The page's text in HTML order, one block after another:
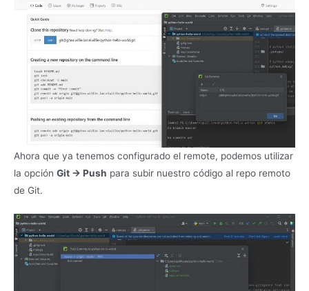
Ahora que ya tenemos configurado el remote, podemos utilizar
la opción Git -> Push para subir nuestro código al repo remoto
de Git.